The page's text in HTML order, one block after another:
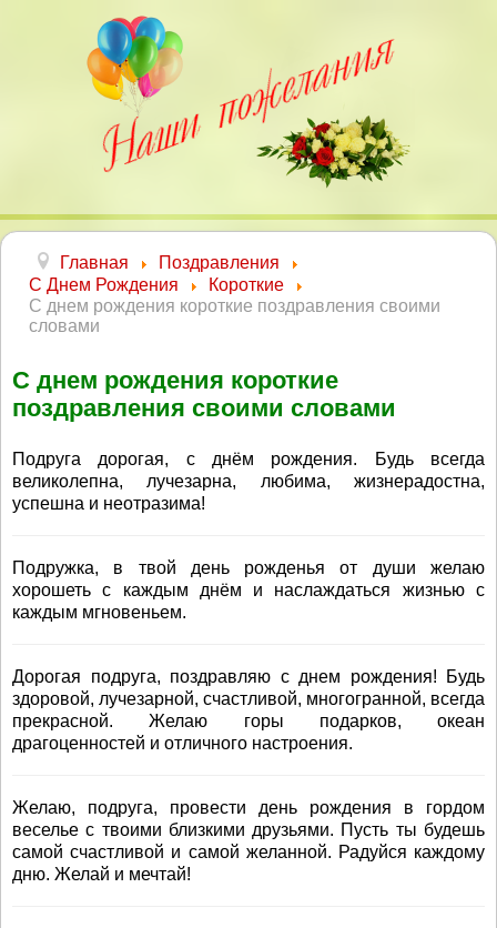
Главная
Поздравления
С Днем Рождения
Короткие
С днем рождения короткие поздравления своими
словами
С днем рождения короткие
поздравления своими словами
Подруга дорогая, с днём рождения. Будь всегда
великолепна, лучезарна, любима, жизнерадостна,
успешна и неотразима!
Подружка, в твой день рожденья от души желаю
хорошеть с каждым днём и наслаждаться жизнью с
каждым мгновеньем.
Дорогая подруга, поздравляю с днем рождения! Будь
здоровой, лучезарной, счастливой, многогранной, всегда
прекрасной. Желаю горы подарков, океан
драгоценностей и отличного настроения.
Желаю, подруга, провести день рождения в гордом
веселье с твоими близкими друзьями. Пусть ты будешь
самой счастливой и самой желанной. Радуйся каждому
дню. Желай и мечтай!